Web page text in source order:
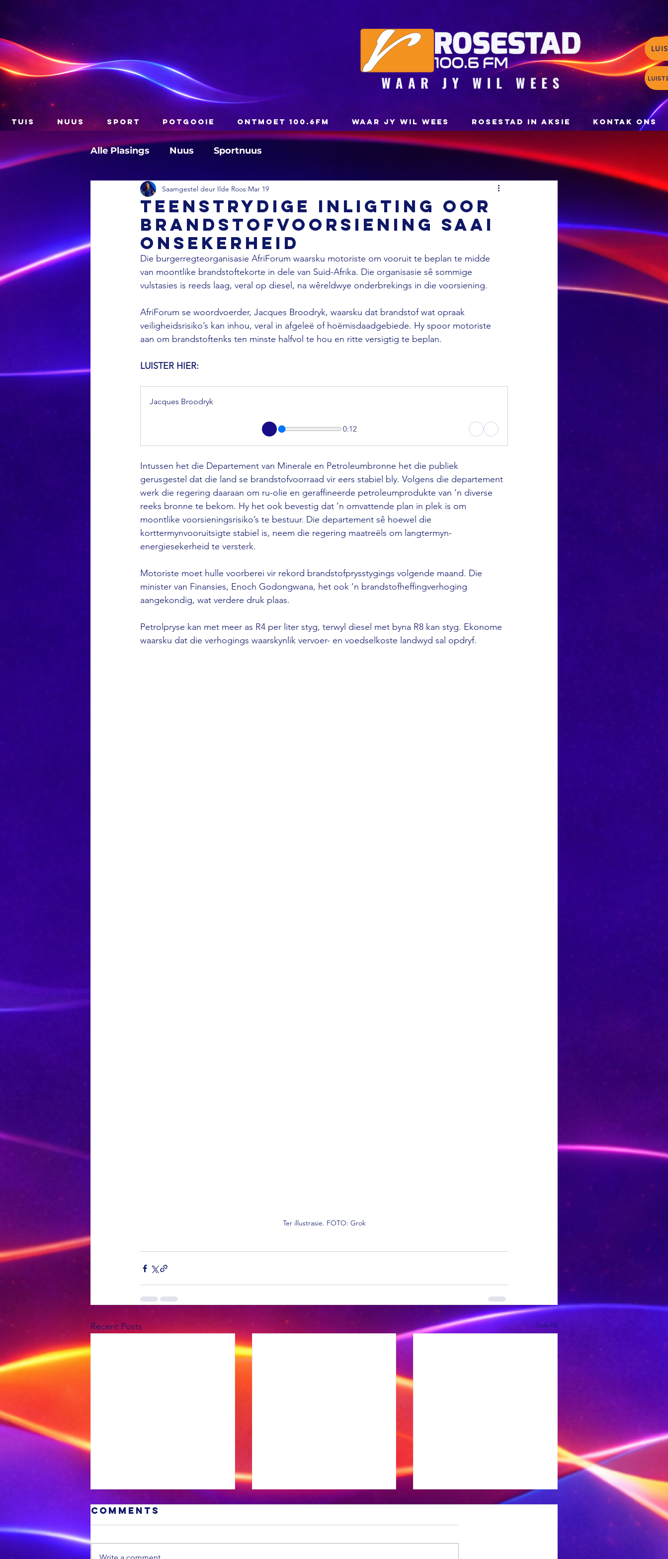
TUIS NUUS SPORT POTGOOIE ONTMOET 100.6FM WAAR JY WIL WEES ROSESTAD IN AKSIE KONTAK ONS
Alle Plasings Nuus Sportnuus
Teenstrydige inligting oor
brandstofvoorsiening saai
onsekerheid
Saamgestel deur Ilde Roos Mar 19
Die burgerregteorganisasie AfriForum waarsku motoriste om vooruit te beplan te midde
van moontlike brandstoftekorte in dele van Suid-Afrika. Die organisasie sê sommige
vulstasies is reeds laag, veral op diesel, na wêreldwye onderbrekings in die voorsiening.
AfriForum se woordvoerder, Jacques Broodryk, waarsku dat brandstof wat opraak
veiligheidsrisiko’s kan inhou, veral in afgeleë of hoëmisdaadgebiede. Hy spoor motoriste
aan om brandstoftenks ten minste halfvol te hou en ritte versigtig te beplan.
LUISTER HIER:
Jacques Broodryk
0:12
Intussen het die Departement van Minerale en Petroleumbronne het die publiek
gerusgestel dat die land se brandstofvoorraad vir eers stabiel bly. Volgens die departement
werk die regering daaraan om ru-olie en geraffineerde petroleumprodukte van ’n diverse
reeks bronne te bekom. Hy het ook bevestig dat ’n omvattende plan in plek is om
moontlike voorsieningsrisiko’s te bestuur. Die departement sê hoewel die
korttermynvooruitsigte stabiel is, neem die regering maatreëls om langtermyn-
energiesekerheid te versterk.
Motoriste moet hulle voorberei vir rekord brandstofprysstygings volgende maand. Die
minister van Finansies, Enoch Godongwana, het ook ‘n brandstofheffingverhoging
aangekondig, wat verdere druk plaas.
Petrolpryse kan met meer as R4 per liter styg, terwyl diesel met byna R8 kan styg. Ekonome
waarsku dat die verhogings waarskynlik vervoer- en voedselkoste landwyd sal opdryf.
Ter illustrasie. FOTO: Grok
Recent Posts See All
Comments